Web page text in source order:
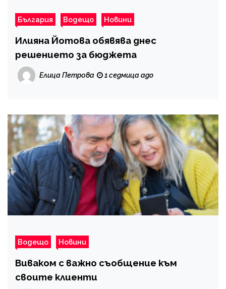
България Водещо Новини
Илияна Йотова обявява днес
решението за бюджета
Елица Петрова 1 седмица ago
Водещо Новини
Виваком с важно съобщение към
своите клиенти